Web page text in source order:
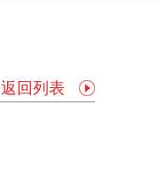
返回列表